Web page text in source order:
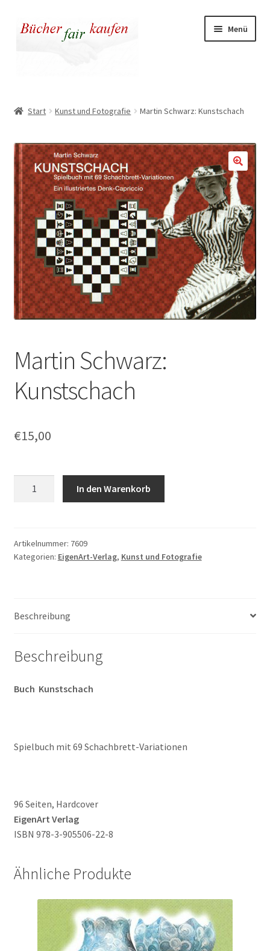
Zur
Navigation
Zum
Inhalt
Menü
Warenkorb
Warum fair kaufen
Start Kunst und Fotografie Martin Schwarz: Kunstschach
Martin Schwarz:
Kunstschach
€15,00
In den Warenkorb
Artikelnummer: 7609
Kategorien: EigenArt-Verlag, Kunst und Fotografie
Beschreibung
Beschreibung
Buch Kunstschach
Spielbuch mit 69 Schachbrett-Variationen
96 Seiten, Hardcover
EigenArt Verlag
ISBN 978-3-905506-22-8
Ähnliche Produkte